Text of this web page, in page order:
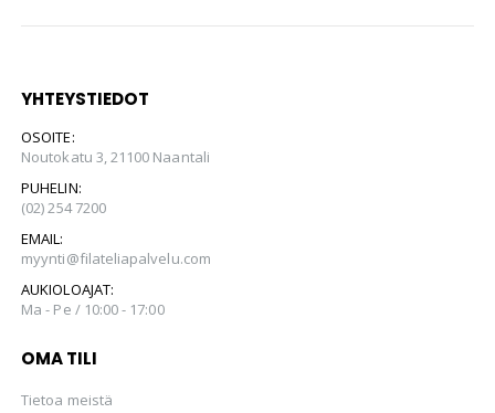
YHTEYSTIEDOT
OSOITE:
Noutokatu 3, 21100 Naantali
PUHELIN:
(02) 254 7200
EMAIL:
myynti@filateliapalvelu.com
AUKIOLOAJAT:
Ma - Pe / 10:00 - 17:00
OMA TILI
Tietoa meistä